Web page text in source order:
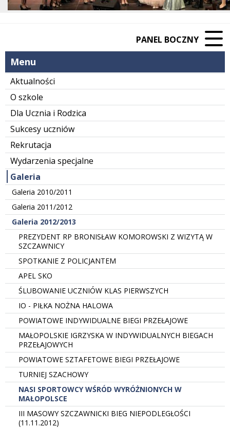
PANEL BOCZNY
Menu
Aktualności
O szkole
Dla Ucznia i Rodzica
Sukcesy uczniów
Rekrutacja
Wydarzenia specjalne
Galeria
Galeria 2010/2011
Galeria 2011/2012
Galeria 2012/2013
PREZYDENT RP BRONISŁAW KOMOROWSKI Z WIZYTĄ W
SZCZAWNICY
SPOTKANIE Z POLICJANTEM
APEL SKO
ŚLUBOWANIE UCZNIÓW KLAS PIERWSZYCH
IO - PIŁKA NOŻNA HALOWA
POWIATOWE INDYWIDUALNE BIEGI PRZEŁAJOWE
MAŁOPOLSKIE IGRZYSKA W INDYWIDUALNYCH BIEGACH
PRZEŁAJOWYCH
POWIATOWE SZTAFETOWE BIEGI PRZEŁAJOWE
TURNIEJ SZACHOWY
NASI SPORTOWCY WŚRÓD WYRÓŻNIONYCH W
MAŁOPOLSCE
III MASOWY SZCZAWNICKI BIEG NIEPODLEGŁOŚCI
(11.11.2012)